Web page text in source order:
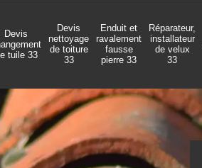
Devis
tuile 33
Devis
nettoyage
de toiture
33
Enduit et
ravalement
fausse
pierre 33
Réparateur,
installateur
de velux
33